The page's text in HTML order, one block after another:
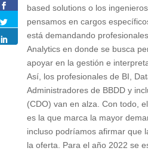
based solutions o los
pensamos en cargos
está demandando
Analytics en donde se busca
apoyar en la gestión e
Así, los profesionales de BI,
Administradores de BBDD y
(CDO) van en alza. Con todo,
es la que marca la mayor
incluso podríamos afirmar que
la oferta. Para el año 2022 se